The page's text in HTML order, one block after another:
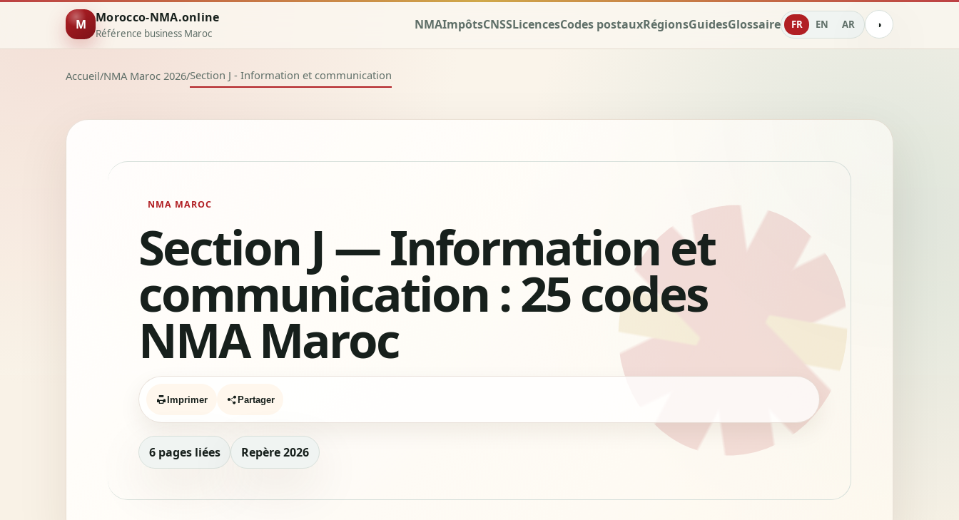
M Morocco-NMA.online
Référence business Maroc
NMAImpôtsCNSSLicencesCodes postauxRégionsGuidesGlossaire FR EN AR ◑
Accueil/NMA Maroc 2026/Section J - Information et communication
NMA MAROC
Section J — Information et
communication : 25 codes
NMA Maroc
Imprimer Partager
6 pages liées Repère 2026